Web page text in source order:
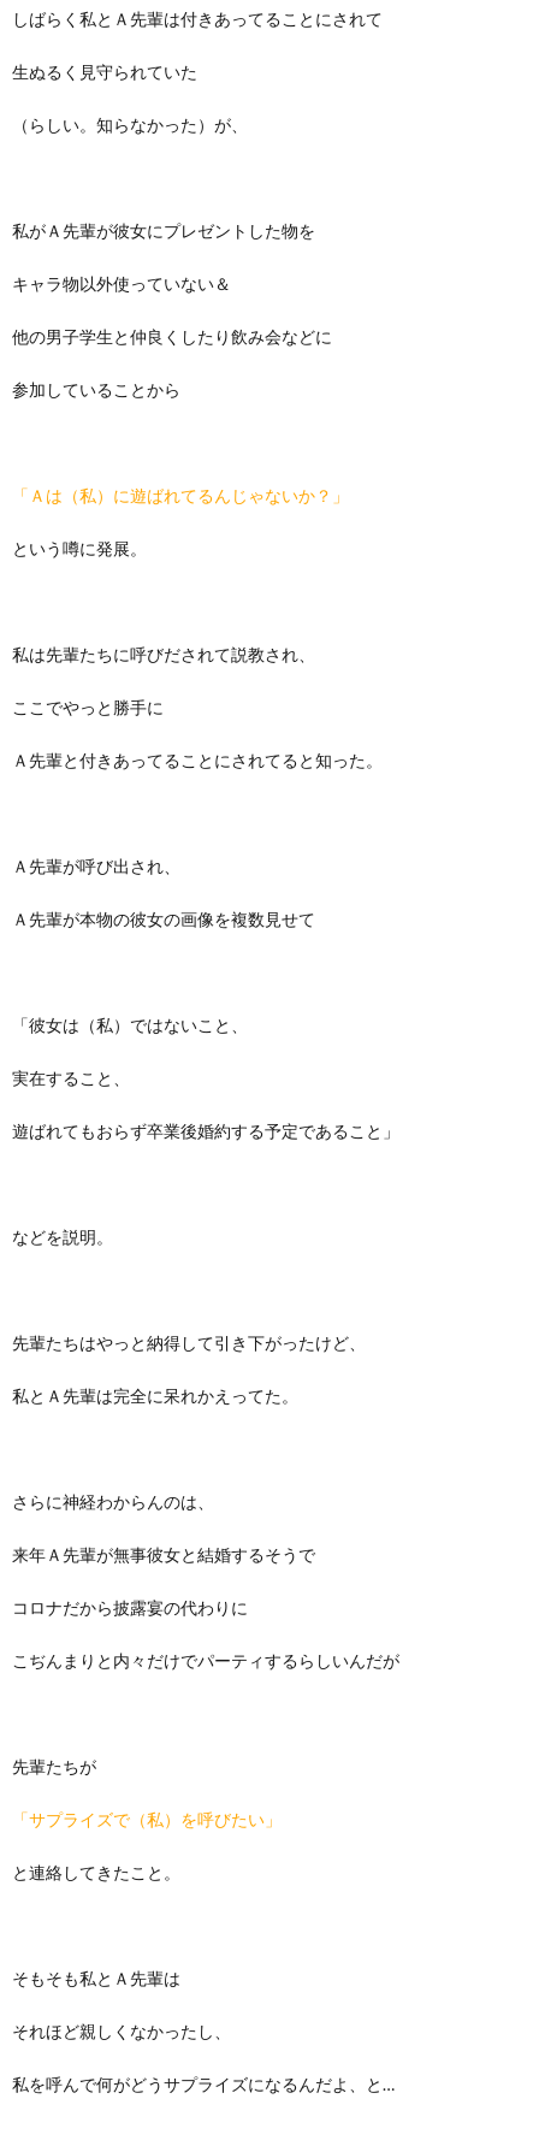
しばらく私とＡ先輩は付きあってることにされて
生ぬるく見守られていた
（らしい。知らなかった）が、
私がＡ先輩が彼女にプレゼントした物を
キャラ物以外使っていない＆
他の男子学生と仲良くしたり飲み会などに
参加していることから
「Ａは（私）に遊ばれてるんじゃないか？」
という噂に発展。
私は先輩たちに呼びだされて説教され、
ここでやっと勝手に
Ａ先輩と付きあってることにされてると知った。
Ａ先輩が呼び出され、
Ａ先輩が本物の彼女の画像を複数見せて
「彼女は（私）ではないこと、
実在すること、
遊ばれてもおらず卒業後婚約する予定であること」
などを説明。
先輩たちはやっと納得して引き下がったけど、
私とＡ先輩は完全に呆れかえってた。
さらに神経わからんのは、
来年Ａ先輩が無事彼女と結婚するそうで
コロナだから披露宴の代わりに
こぢんまりと内々だけでパーティするらしいんだが
先輩たちが
「サプライズで（私）を呼びたい」
と連絡してきたこと。
そもそも私とＡ先輩は
それほど親しくなかったし、
私を呼んで何がどうサプライズになるんだよ、と…